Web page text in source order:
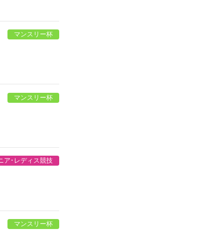
マンスリー杯
マンスリー杯
ア･レディス競技
マンスリー杯